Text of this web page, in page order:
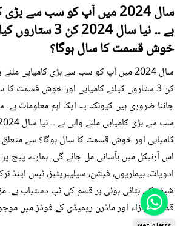
سال 2024 میں آپ کو سب سے
ہے ۔۔ نیا سال 2024
خوش قسمت کا سال ہوگا؟
کن 3 ستاروں کیلئے کامیابی اور خوش قسمت
کامیابی اور خوش قسمت کا سال ہوگا؟ سے
اس آرٹیکل میں بآسانی مل جائے گی۔ ہمارے پیج
ادویات، بیماریوں، فیشن، سیلیبریٹیز، ٹپس اینڈ
شیف کی بتائی ہوئی ہر قسم کی ٹپ دستیاب ہے۔
قدرتی اجزاء اور ماڈرن ریمیڈی کے فوڈز میں